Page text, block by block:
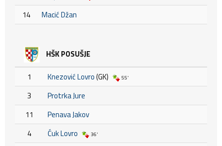
14 Macić Džan
HŠK POSUŠJE
1 Knezović Lovro(GK) 55'
3
Protrka Jure
11
Penava Jakov
4
Ćuk Lovro 36'